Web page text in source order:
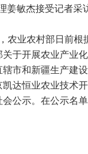
姜敏杰接受记者采
农业农村部日前根
于开展农业产业
市和新疆生产建
达恒业农业技术
公示。在公示名